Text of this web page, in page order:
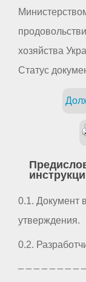
хозяйства
Статус
0.1. Документ
утверждения.
0.2.
_ _ _ _ _ _ _ _